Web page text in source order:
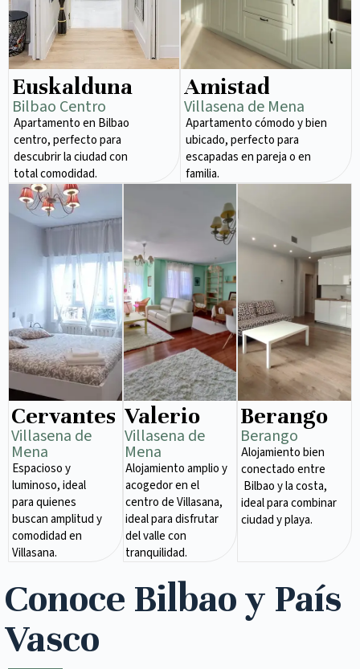
Euskalduna
Bilbao Centro
Apartamento en Bilbao
centro, perfecto para
descubrir la ciudad con
total comodidad.
Amistad
Villasena de Mena
Apartamento cómodo y bien
ubicado, perfecto para
escapadas en pareja o en
familia.
Cervantes
Villasena de
Mena​
Espacioso y
luminoso, ideal
para quienes
buscan amplitud y
comodidad en
Villasana.
Valerio
Villasena de
Mena​
Alojamiento amplio y
acogedor en el
centro de Villasana,
ideal para disfrutar
del valle con
tranquilidad.
Berango
Berango
Alojamiento bien
conectado entre
Bilbao y la costa,
ideal para combinar
ciudad y playa.
Conoce Bilbao y País
Vasco